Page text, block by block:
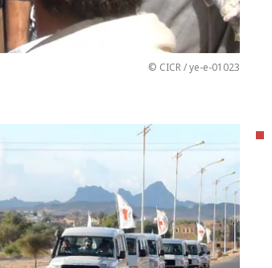
© CICR / ye-e-01023